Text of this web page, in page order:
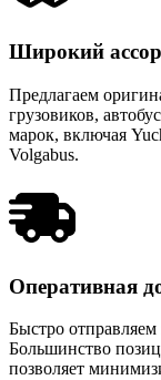
Широкий
Предлагаем
грузовиков,
марок, включая
Volgabus.
Оперативная
Быстро
Большинство
позволяет